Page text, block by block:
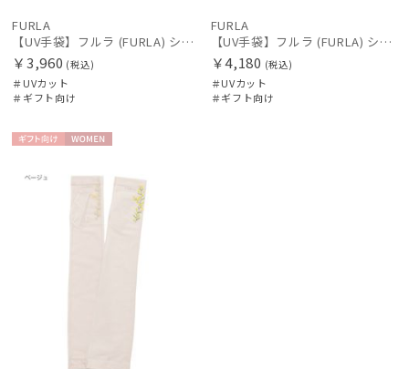
FURLA
【UV手袋】フルラ (FURLA) ショート ＵＶ手袋 ラインストーンロゴ 指無し
￥3,960 (税込)
＃UVカット
＃ギフト向け
FURLA
【UV手袋】フルラ (FURLA) ショート ＵＶ手袋 ロゴ刺繍 指無し
￥4,180 (税込)
＃UVカット
＃ギフト向け
向け
N